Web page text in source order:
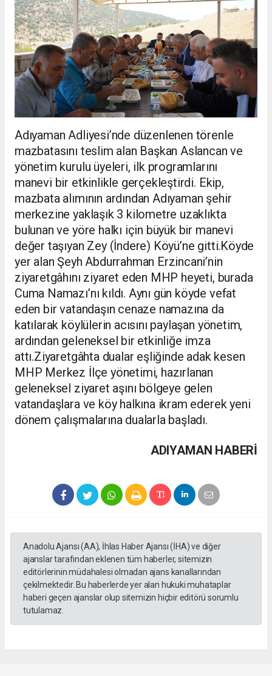
Adıyaman Adliyesi’nde düzenlenen törenle
mazbatasını teslim alan Başkan Aslancan ve
yönetim kurulu üyeleri, ilk programlarını
manevi bir etkinlikle gerçekleştirdi. Ekip,
mazbata alımının ardından Adıyaman şehir
merkezine yaklaşık 3 kilometre uzaklıkta
bulunan ve yöre halkı için büyük bir manevi
değer taşıyan Zey (İndere) Köyü’ne gitti.Köyde
yer alan Şeyh Abdurrahman Erzincani’nin
ziyaretgâhını ziyaret eden MHP heyeti, burada
Cuma Namazı’nı kıldı. Aynı gün köyde vefat
eden bir vatandaşın cenaze namazına da
katılarak köylülerin acısını paylaşan yönetim,
ardından geleneksel bir etkinliğe imza
attı.Ziyaretgâhta dualar eşliğinde adak kesen
MHP Merkez İlçe yönetimi, hazırlanan
geleneksel ziyaret aşını bölgeye gelen
vatandaşlara ve köy halkına ikram ederek yeni
dönem çalışmalarına dualarla başladı.
ADIYAMAN HABERİ
Anadolu Ajansı (AA), İhlas Haber Ajansı (İHA) ve diğer
ajanslar tarafından eklenen tüm haberler, sitemizin
editörlerinin müdahalesi olmadan ajans kanallarından
çekilmektedir. Bu haberlerde yer alan hukuki muhataplar
haberi geçen ajanslar olup sitemizin hiçbir editörü sorumlu
tutulamaz.